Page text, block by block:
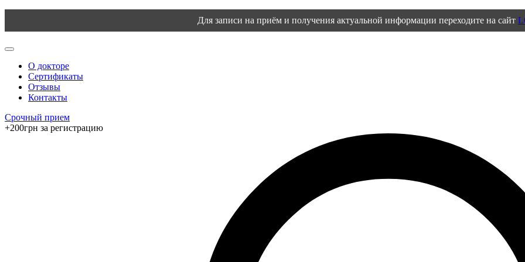
Для записи на приём и получения актуальной информации переходите на сайт
О докторе
Сертификаты
Отзывы
Контакты
Срочный прием
+200грн за регистрацию